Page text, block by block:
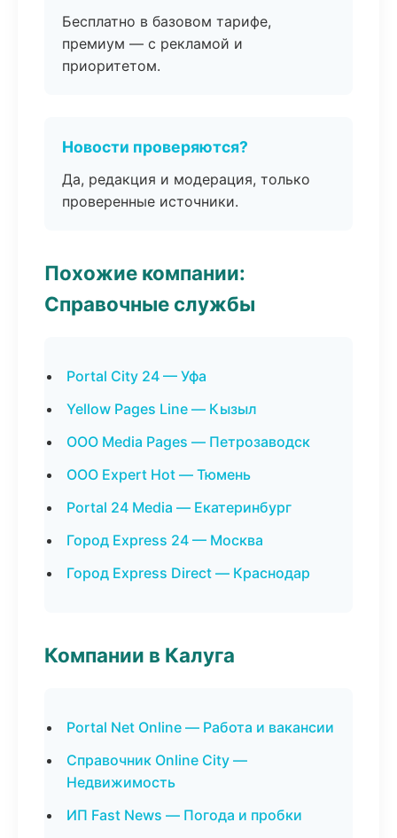
Бесплатно в базовом тарифе,
премиум — с рекламой и
приоритетом.
Новости проверяются?
Да, редакция и модерация, только
проверенные источники.
Похожие компании:
Справочные службы
Portal City 24 — Уфа
Yellow Pages Line — Кызыл
ООО Media Pages — Петрозаводск
ООО Expert Hot — Тюмень
Portal 24 Media — Екатеринбург
Город Express 24 — Москва
Город Express Direct — Краснодар
Компании в Калуга
Portal Net Online — Работа и вакансии
Справочник Online City —
Недвижимость
ИП Fast News — Погода и пробки